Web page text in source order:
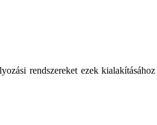
rendszereket ezek